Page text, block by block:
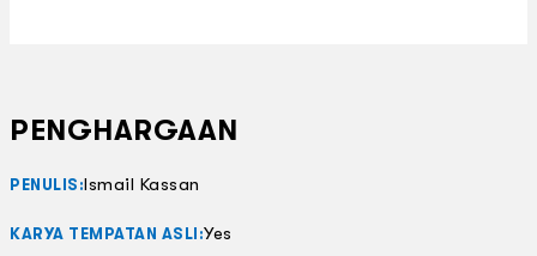
PENGHARGAAN
PENULIS:Ismail Kassan
KARYA TEMPATAN ASLI:Yes